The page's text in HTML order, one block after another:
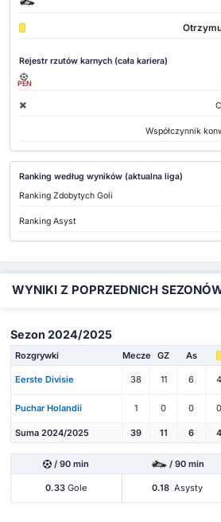
Rejestr rzutów karnych (cała kariera)
PEN
Współczynnik
Ranking według wyników (aktualna liga)
Ranking Zdobytych Goli
Ranking Asyst
WYNIKI Z POPRZEDNICH
Sezon 2024/2025
Rozgrywki Mecze GZ As
Eerste Divisie 38 11 6 4
Puchar Holandii 1 0 0 0
Suma 2024/2025 39 11 6 4
/ 90 min / 90 min
0.33 Gole 0.18 Asysty